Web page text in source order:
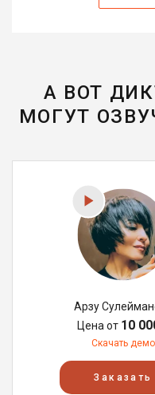
А ВОТ
МОГУТ
Арзу
Цена от 10
Скачать демо
Заказать